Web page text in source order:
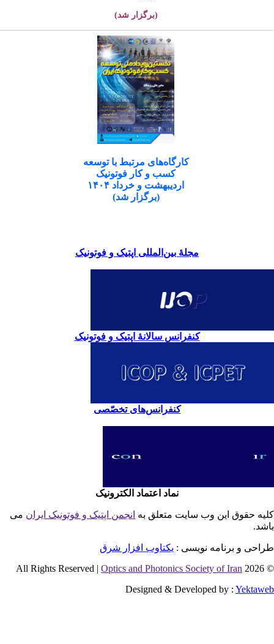
(برگزار شد)
کارگاه‌های مرتبط با توسعه
کسب و کار فوتونیک
اردیبهشت و خرداد ۱۴۰۴
(برگزار شد)
مجلۀ بین‌المللی اپتیک و فوتونیک
کنفرانس سالانۀ اپتیک و فوتونیک
کنفرانس‌های تخصّصی
نماد اعتماد الکترونیک
حقوق این وب سایت متعلق بهانجمن اپتیک و فوتونیک ایران می
و برنامه نویسی : یکتاوب افزار شرق
©
Optics and Photonics Society of Iran
Designed & Developed by :